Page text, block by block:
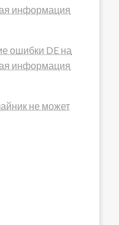
информация
ошибки DE на
информация
не может